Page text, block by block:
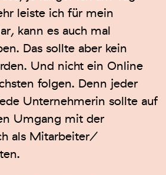
leiste ich für mein
kann es auch mal
Das sollte aber kein
Und nicht ein Online
folgen. Denn jeder
Unternehmerin sollte auf
Umgang mit der
als Mitarbeiter/